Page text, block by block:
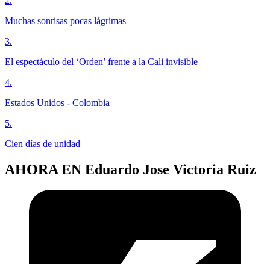
Muchas sonrisas pocas lágrimas
3.
El espectáculo del ‘Orden’ frente a la Cali invisible
4.
Estados Unidos - Colombia
5.
Cien días de unidad
AHORA EN Eduardo Jose Victoria Ruiz